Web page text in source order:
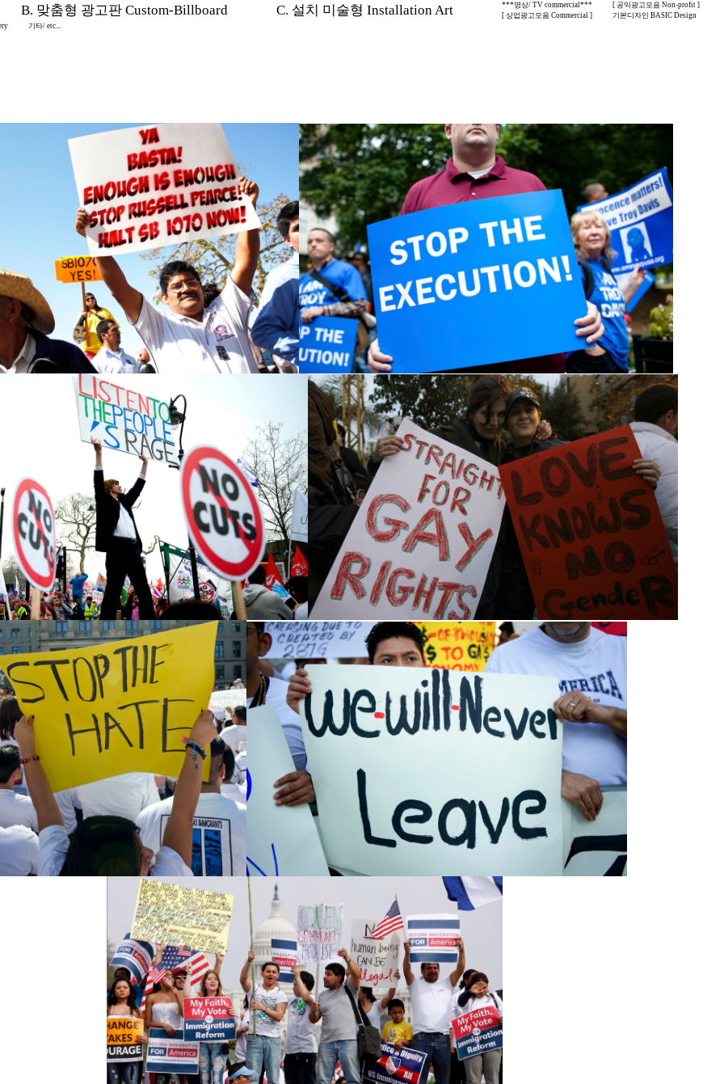
B. 맞춤형 광고판 Custom-Billboard C. 설치 미술형 Installation Art ***영상/ TV commercial***
[ 공익광고모음 Non-profit ]
[ 상업광고모음 Commercial ]
기본디자인 BASIC Design
기타/ etc...